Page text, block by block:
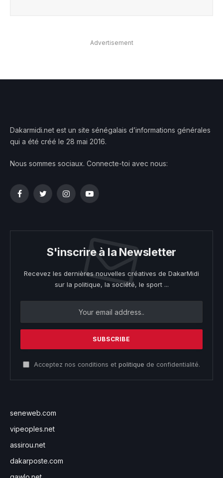
Advertisement
Dakarmidi.net est un site sénégalais d’informations générales
qui a été créé le 28 mai 2016.
Nous sommes sociaux. Connecte-toi avec nous:
FacebookTwitterInstagramYouTube
S'inscrire à la Newsletter
Recevez les dernières nouvelles créatives de DakarMidi
sur la politique, la société, le sport ...
Acceptez nos conditions et politique de confidentialité.
seneweb.com
vipeoples.net
assirou.net
dakarposte.com